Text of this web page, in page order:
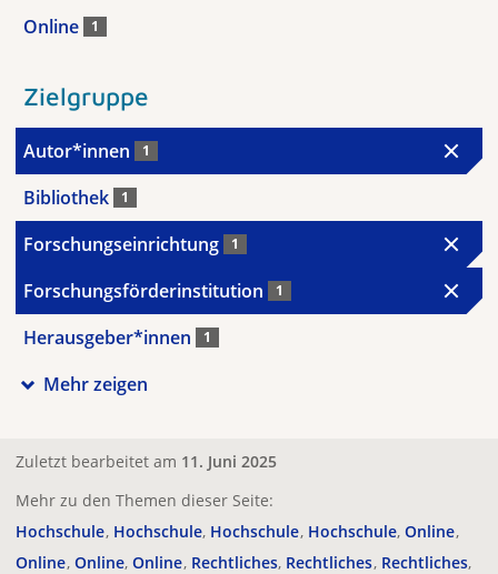
Online 1
Zielgruppe
Autor*innen 1
Bibliothek 1
Forschungseinrichtung 1
Forschungsförderinstitution 1
Herausgeber*innen 1
Mehr zeigen
Zuletzt bearbeitet am 11. Juni 2025
Mehr zu den Themen dieser Seite:
Hochschule Hochschule Hochschule Hochschule Online
Online Online Online Rechtliches Rechtliches Rechtliches